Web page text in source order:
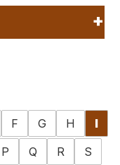
F G H
I
P Q R
S